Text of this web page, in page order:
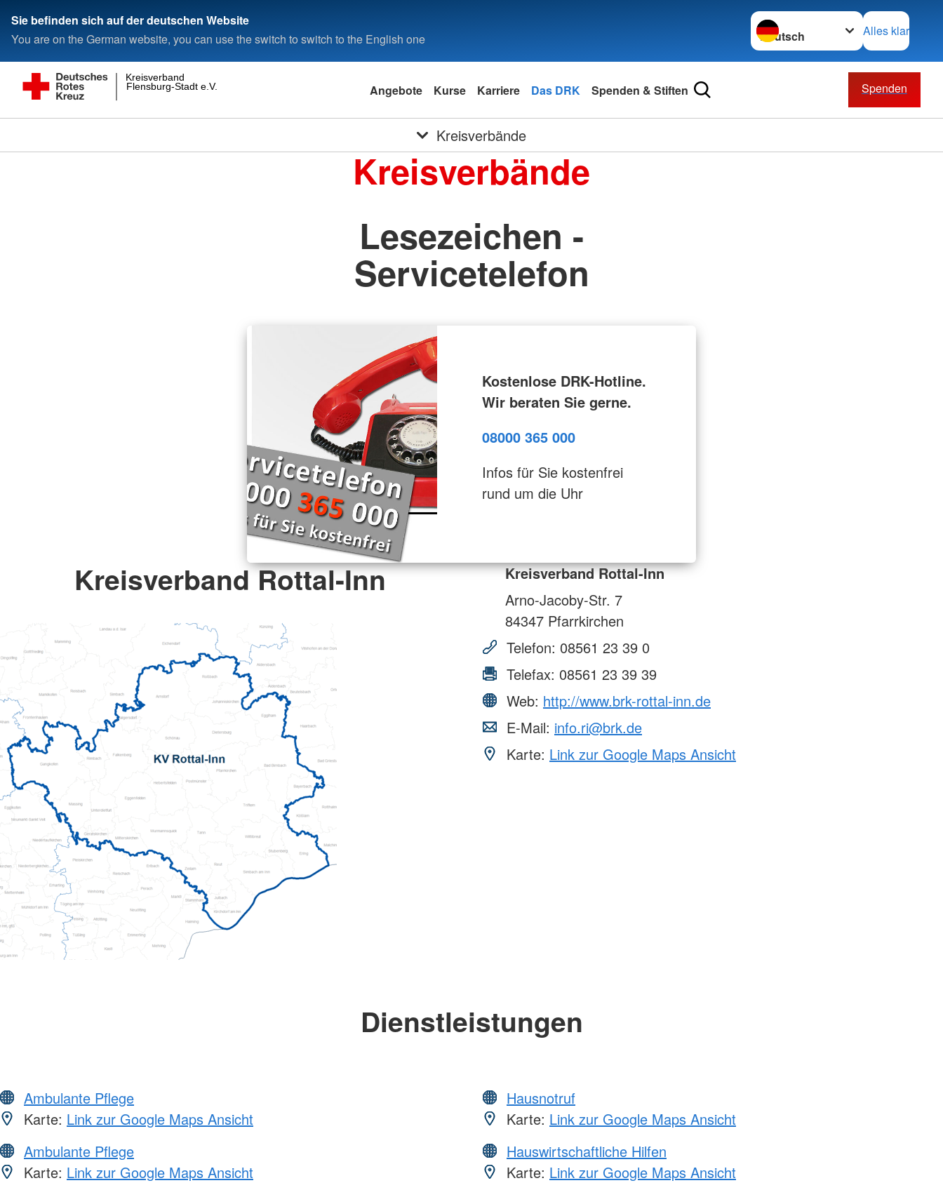
Sie befinden sich auf der deutschen Website
You are on the German website, you can use the switch to switch to the English one
Sprache wechseln zu
Alles klar
Flensburg-Stadt e.V.
Kreisverband
Angebote Kurse Karriere Das DRK Spenden & Stiften Spenden
Kreisverbände
Kreisverbände
Lesezeichen -
Servicetelefon
Kostenlose DRK-Hotline.
Wir beraten Sie gerne.
08000 365 000
Infos für Sie kostenfrei
rund um die Uhr
Kreisverband Rottal-Inn
Kreisverband Rottal-Inn
Arno-Jacoby-Str. 7
84347 Pfarrkirchen
Telefon: 08561 23 39 0
Telefax: 08561 23 39 39
Web: http://www.brk-rottal-inn.de
E-Mail: info.ri@brk.de
Karte: Link zur Google Maps Ansicht
Dienstleistungen
Ambulante Pflege
Karte: Link zur Google Maps Ansicht
Ambulante Pflege
Karte: Link zur Google Maps Ansicht
Hausnotruf
Karte: Link zur Google Maps Ansicht
Hauswirtschaftliche Hilfen
Karte: Link zur Google Maps Ansicht